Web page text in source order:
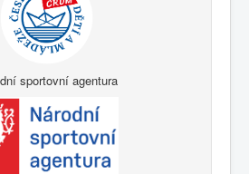
sportovní agentura